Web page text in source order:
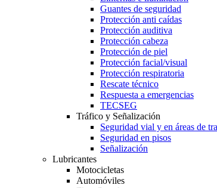
Guantes de seguridad
Protección anti caídas
Protección auditiva
Protección cabeza
Protección de piel
Protección facial/visual
Protección respiratoria
Rescate técnico
Respuesta a emergencias
TECSEG
Tráfico y Señalización
Seguridad vial y en áreas de
Seguridad en pisos
Señalización
Lubricantes
Motocicletas
Automóviles